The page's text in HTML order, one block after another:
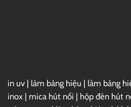
in uv | làm bảng hiệu | làm bảng
inox | mica hút nổi | hộp đèn hút